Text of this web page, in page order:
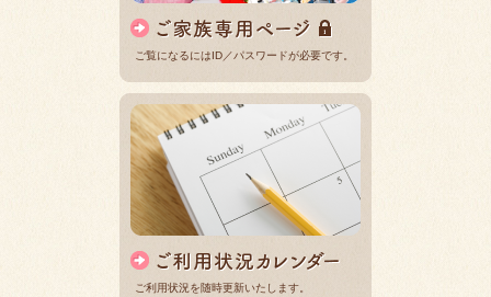
ご覧になるにはID／パスワードが必要です。
ご利用状況を随時更新いたします。